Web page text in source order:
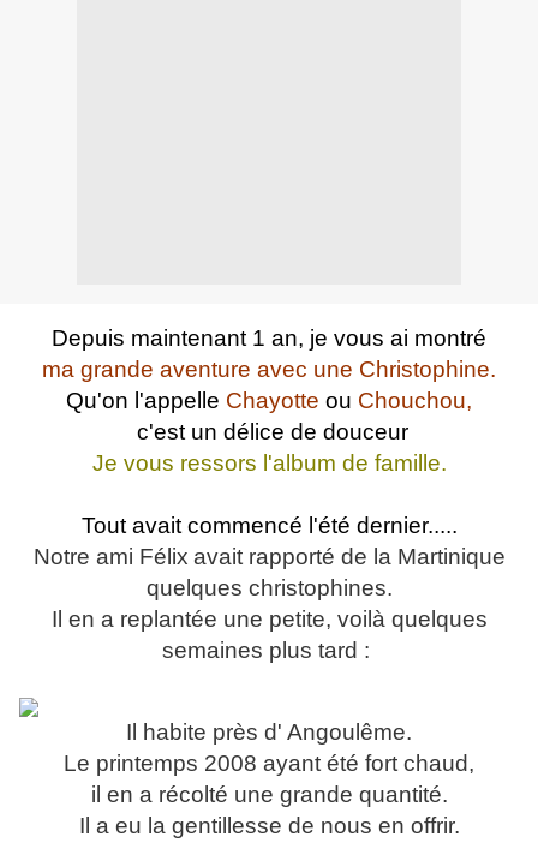
Depuis maintenant 1 an, je vous ai montré
ma grande aventure avec une Christophine.
Qu'on l'appelle Chayotte ou Chouchou,
c'est un délice de douceur
Je vous ressors l'album de famille.
Tout avait commencé l'été dernier.....
Notre ami Félix avait rapporté de la Martinique
quelques christophines.
Il en a replantée une petite, voilà quelques
semaines plus tard :
Il habite près d' Angoulême.
Le printemps 2008 ayant été fort chaud,
il en a récolté une grande quantité.
Il a eu la gentillesse de nous en offrir.